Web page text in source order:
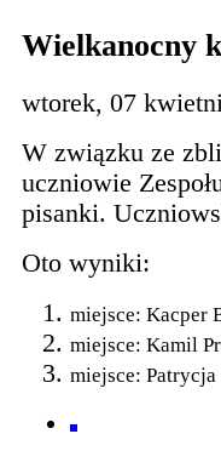
Wielkanocny
wtorek, 07
W związku ze
uczniowie
pisanki.
Oto wyniki:
miejsce: Kacper
miejsce: Kamil
miejsce: